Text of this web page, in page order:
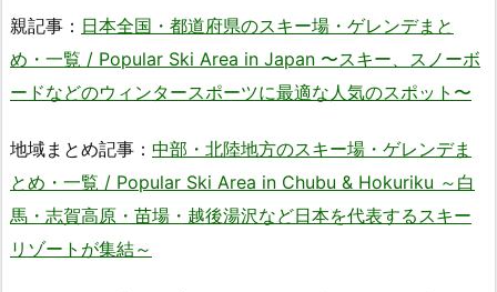
親記事： 日本全国・都道府県のスキー場・ゲレンデまと
め・一覧 / Popular Ski Area in Japan 〜スキー、スノーボ
ードなどのウィンタースポーツに最適な人気のスポット〜
地域まとめ記事： 中部・北陸地方のスキー場・ゲレンデま
とめ・一覧 / Popular Ski Area in Chubu & Hokuriku ～白
馬・志賀高原・苗場・越後湯沢など日本を代表するスキー
リゾートが集結～